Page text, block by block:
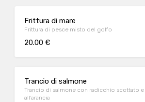
Frittura di mare
Frittura di pesce misto del golfo
20.00 €
Trancio di salmone
Trancio di salmone con radicchio scottato
all'arancia